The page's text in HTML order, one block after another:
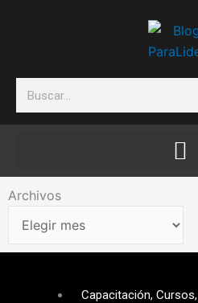
Search
Archivos
Archivos
Capacitación, Cursos,